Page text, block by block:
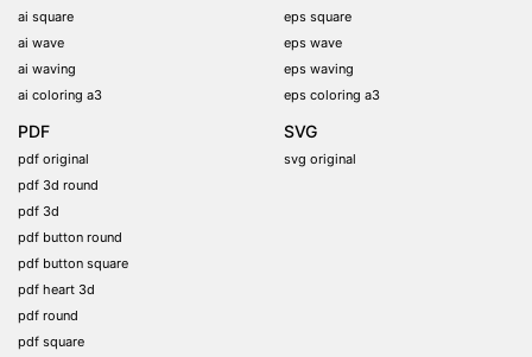
ai square
ai wave
ai waving
ai coloring a3
eps square
eps wave
eps waving
eps coloring a3
PDF
pdf original
pdf 3d round
pdf 3d
pdf button round
pdf button square
pdf heart 3d
pdf round
pdf square
SVG
svg original